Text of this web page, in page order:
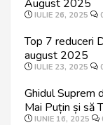
August 2025
IULIE 26, 2025
Top 7 reduceri
august 2025
IULIE 23, 2025
Ghidul Suprem
Mai Puțin și să
IUNIE 16, 2025